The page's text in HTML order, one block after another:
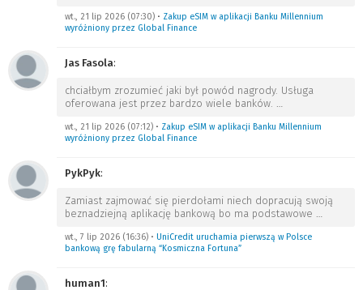
wt., 21 lip 2026 (07:30) • Zakup eSIM w aplikacji Banku Millennium
wyróżniony przez Global Finance
Jas Fasola:
chciałbym zrozumieć jaki był powód nagrody. Usługa
oferowana jest przez bardzo wiele banków. …
wt., 21 lip 2026 (07:12) • Zakup eSIM w aplikacji Banku Millennium
wyróżniony przez Global Finance
PykPyk:
Zamiast zajmować się pierdołami niech dopracują swoją
beznadziejną aplikację bankową bo ma podstawowe …
wt., 7 lip 2026 (16:36) • UniCredit uruchamia pierwszą w Polsce
bankową grę fabularną “Kosmiczna Fortuna”
human1: